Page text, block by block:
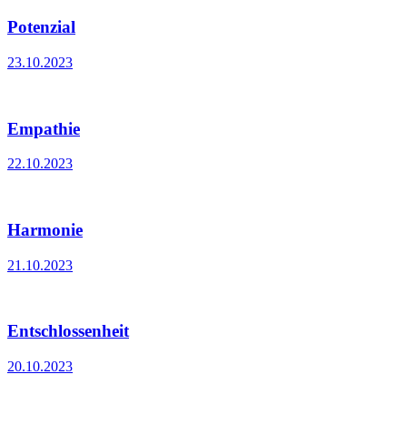
Potenzial
23.10.2023
Empathie
22.10.2023
Harmonie
21.10.2023
Entschlossenheit
20.10.2023